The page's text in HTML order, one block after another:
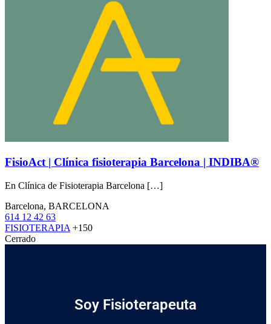
FisioAct | Clínica fisioterapia Barcelona | INDIBA®
En Clínica de Fisioterapia Barcelona […]
Barcelona, BARCELONA
614 12 42 63
FISIOTERAPIA +150
Cerrado
Soy Fisioterapeuta